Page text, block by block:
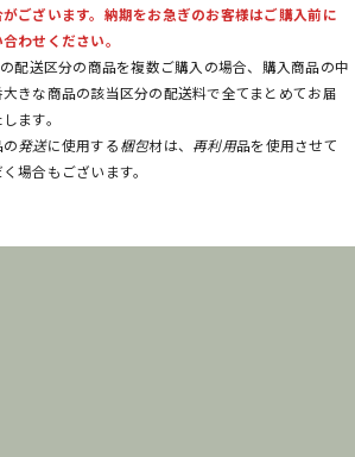
がございます。納期をお急ぎのお客様はご購入前に
わせください。
の配送区分の商品を複数ご購入の場合、購入商品の中
大きな商品の該当区分の配送料で全てまとめてお届
ます。
の発送に使用する梱包材は、 再利用品を使用させて
場合もございます。